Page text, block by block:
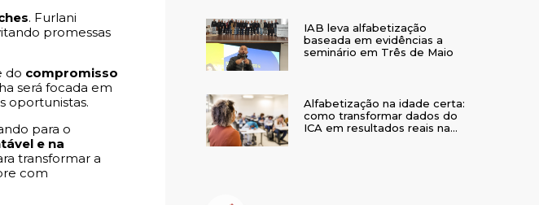
. Furlani
promessas
do compromisso
será focada em
oportunistas.
para o
e na
transformar a
com
IAB leva alfabetização
baseada em evidências a
seminário em Três de Maio
Alfabetização na idade certa:
como transformar dados do
ICA em resultados reais na